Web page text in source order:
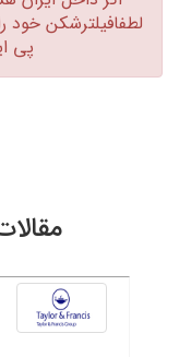
لطفافیلترشکن خود را
پی